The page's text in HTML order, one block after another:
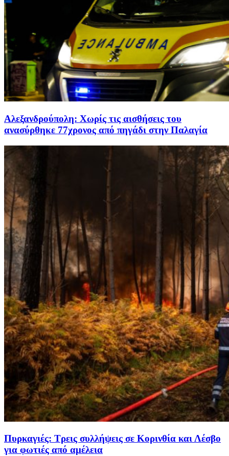
Αλεξανδρούπολη: Χωρίς τις αισθήσεις του
ανασύρθηκε 77χρονος από πηγάδι στην Παλαγία
Πυρκαγιές: Τρεις συλλήψεις σε Κορινθία και Λέσβο
για φωτιές από αμέλεια